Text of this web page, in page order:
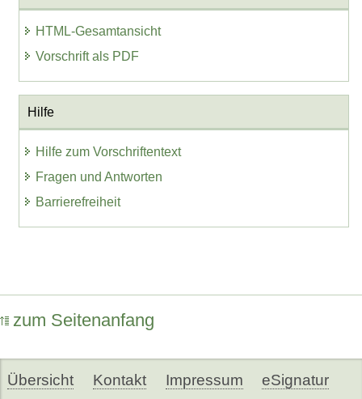
HTML-Gesamtansicht
Vorschrift als PDF
Hilfe
Hilfe zum Vorschriftentext
Fragen und Antworten
Barrierefreiheit
zum Seitenanfang
Übersicht Kontakt Impressum eSignatur